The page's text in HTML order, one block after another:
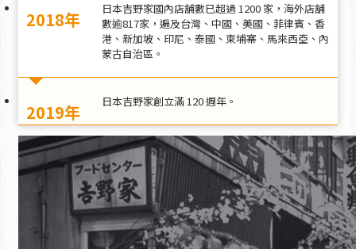
2018年
日本吉野家國內店舖數已超過 1200 家，海外店舖
數逾817家，遍及台灣、中國、美國、菲律賓、香
港、新加坡、印尼、泰國、柬埔寨、馬來西亞、內
蒙古自治區。
2019年 日本吉野家創立滿 120 週年。